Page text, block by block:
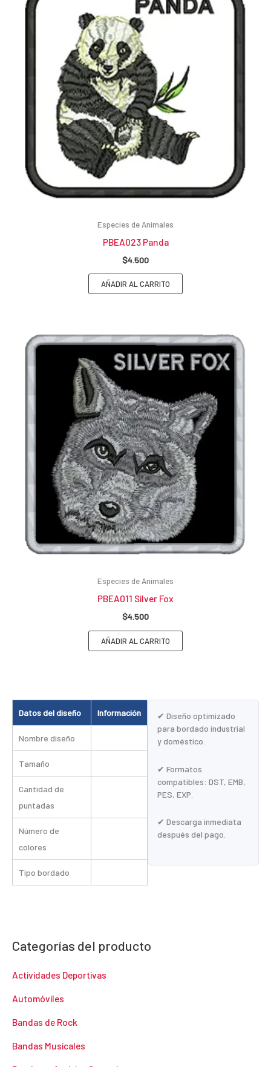
Datos del diseño Información
Nombre diseño
Tamaño
Cantidad de
puntadas
Número de
colores
Tipo bordado
✔ Diseño optimizado
para bordado industrial
y doméstico.
✔ Formatos
compatibles: DST, EMB,
PES, EXP.
✔ Descarga inmediata
después del pago.
Especies de Animales
PBEA023 Panda
$4.500
AÑADIR AL CARRITO
Especies de Animales
PBEA011 Silver Fox
$4.500
AÑADIR AL CARRITO
Categorías del producto
Actividades Deportivas
Automóviles
Bandas de Rock
Bandas Musicales